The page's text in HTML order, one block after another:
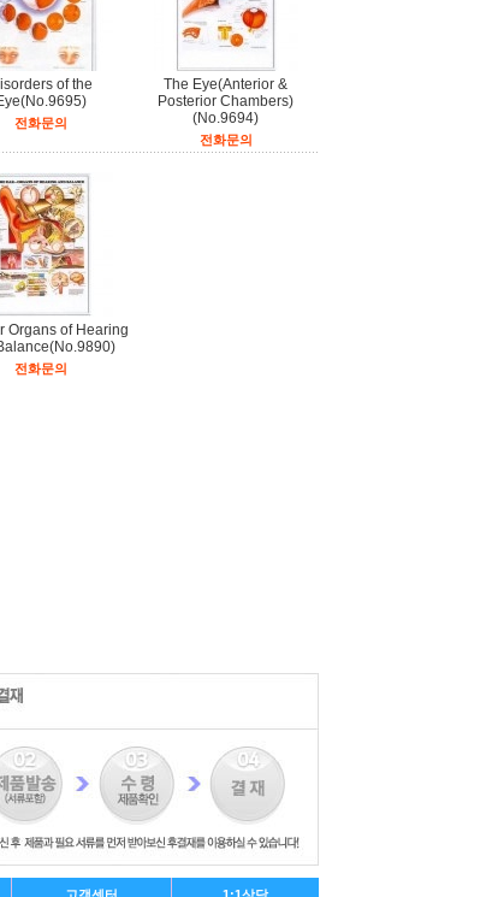
of the
전화문의
The Eye(Anterior &
Posterior Chambers)
(No.9694)
전화문의
Organs of Hearing
전화문의